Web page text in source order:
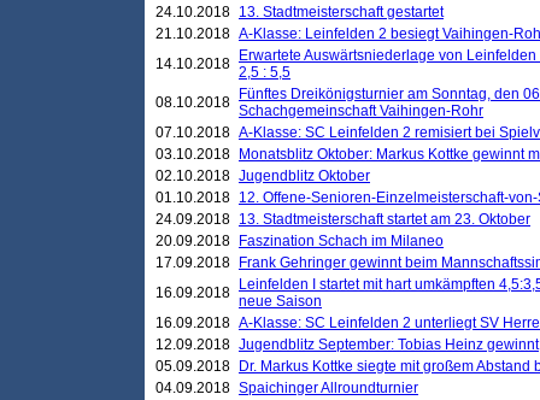
24.10.2018 13. Stadtmeisterschaft gestartet
21.10.2018 A-Klasse: Leinfelden 2 besiegt Vaihingen-
14.10.2018
Erwartete Auswärtsniederlage von
2,5 : 5,5
08.10.2018
Fünftes Dreikönigsturnier am Sonntag, den
Schachgemeinschaft Vaihingen-Rohr
07.10.2018 A-Klasse: SC Leinfelden 2 remisiert bei
03.10.2018
Monatsblitz Oktober: Markus Kottke gewinnt
02.10.2018 Jugendblitz Oktober
01.10.2018 12. Offene-Senioren-Einzelmeisterschaft-
24.09.2018 13. Stadtmeisterschaft startet am 23. Oktober
20.09.2018
Faszination Schach im Milaneo
17.09.2018
Frank Gehringer gewinnt beim
16.09.2018
Leinfelden I startet mit hart umkämpften
neue Saison
16.09.2018 A-Klasse: SC Leinfelden 2 unterliegt SV
12.09.2018 Jugendblitz September: Tobias Heinz gewinnt
05.09.2018
Dr. Markus Kottke siegte mit großem
04.09.2018 Spaichinger Allroundturnier